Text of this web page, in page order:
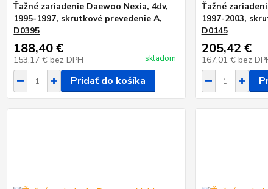
Ťažné zariadenie Daewoo Nexia, 4dv,
1995-1997, skrutkové prevedenie A,
D0395
188,40 €
153,17 € bez DPH skladom
Pridať do košíka
Ťažné
1997-2003,
D0145
205,42 €
167,01 € bez